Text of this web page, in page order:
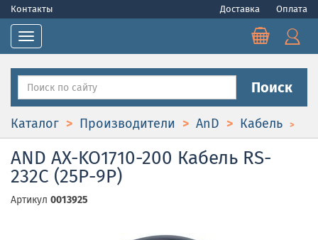
Контакты Доставка Оплата
Toggle navigation
Поиск
Каталог Производители AnD Кабель
AND AX-KO1710-200 Кабель RS-
232C (25P-9P)
Артикул 0013925